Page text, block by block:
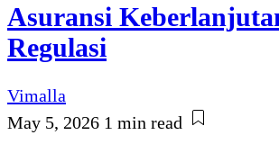
Asuransi
Regulasi
Vimalla
May 5, 2026 1 min read